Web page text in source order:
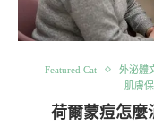
Featured Cat 外泌體
肌膚
荷爾蒙痘怎麼